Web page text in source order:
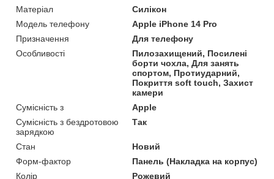
Матеріал
Силікон
Модель телефону
Apple iPhone 14 Pro
Призначення
Для телефону
Особливості
Пилозахищений, Посилені
борти чохла, Для занять
спортом, Протиударний,
Покриття soft touch, Захист
камери
Сумісність з
Apple
Сумісність з бездротовою
зарядкою
Так
Стан
Новий
Форм-фактор
Панель (Накладка на корпус)
Колір
Рожевий